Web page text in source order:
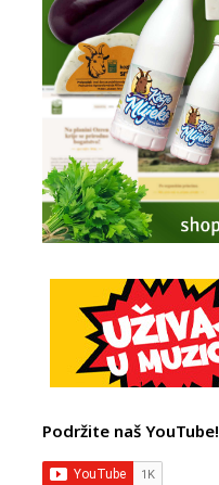
Podržite naš YouTube!